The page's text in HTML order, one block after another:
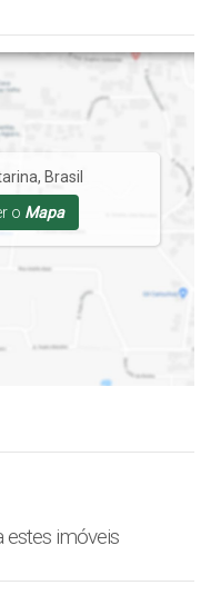
, Brasil
o Mapa
estes imóveis